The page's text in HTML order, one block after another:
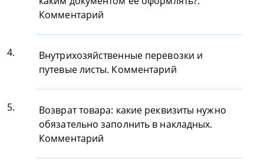
Комментарий
4.
Внутрихозяйственные перевозки и
путевые листы. Комментарий
5.
Возврат товара: какие реквизиты нужно
обязательно заполнить в накладных.
Комментарий